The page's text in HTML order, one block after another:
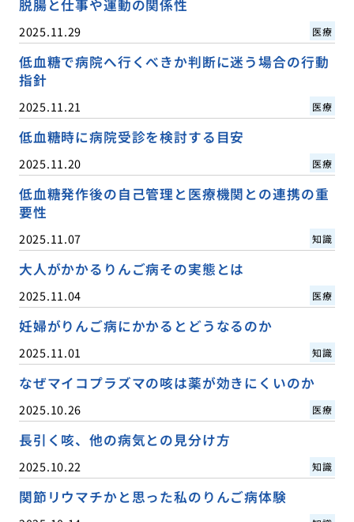
脱腸と仕事や運動の関係性
2025.11.29 医療
低血糖で病院へ行くべきか判断に迷う場合の行動
指針
2025.11.21 医療
低血糖時に病院受診を検討する目安
2025.11.20 医療
低血糖発作後の自己管理と医療機関との連携の重
要性
2025.11.07 知識
大人がかかるりんご病その実態とは
2025.11.04 医療
妊婦がりんご病にかかるとどうなるのか
2025.11.01 知識
なぜマイコプラズマの咳は薬が効きにくいのか
2025.10.26 医療
長引く咳、他の病気との見分け方
2025.10.22 知識
関節リウマチかと思った私のりんご病体験